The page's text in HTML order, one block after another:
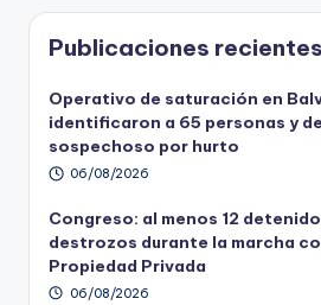
Publicaciones recientes
Operativo de saturación en
identificaron a 65 personas y
sospechoso por hurto
06/08/2026
Congreso: al menos 12
destrozos durante la marcha
Propiedad Privada
06/08/2026